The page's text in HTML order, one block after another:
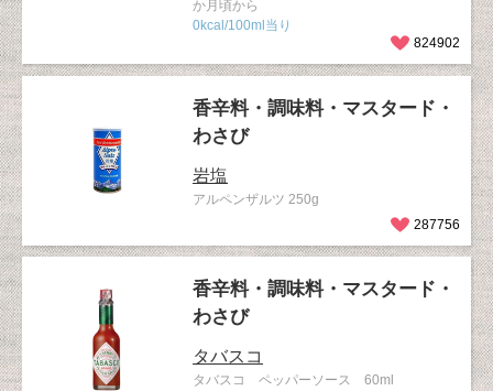
か月頃から
0kcal/100ml当り
824902
香辛料・調味料・マスタード・
わさび
岩塩
アルペンザルツ 250g
287756
香辛料・調味料・マスタード・
わさび
タバスコ
タバスコ ペッパーソース 60ml